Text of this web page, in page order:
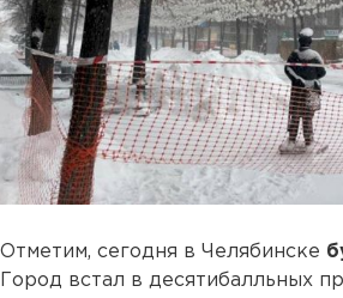
Отметим, сегодня в Челябинске
Город встал в десятибалльных